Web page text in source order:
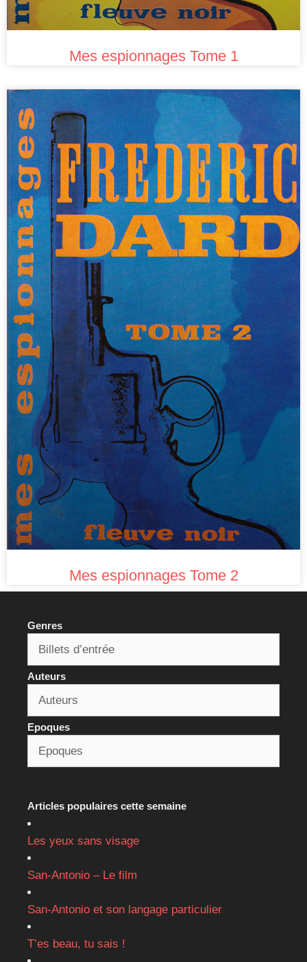
Mes espionnages Tome 1
Mes espionnages Tome 2
Genres
Auteurs
Epoques
Articles populaires cette semaine
Les yeux sans visage
San-Antonio – Le film
San-Antonio et son langage particulier
T’es beau, tu sais !